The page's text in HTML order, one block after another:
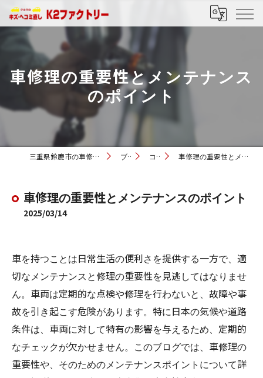
車修理の重要性とメンテナンス
のポイント
三重県鈴鹿市の車修理ならK2ファクトリー ブログ コラム 車修理の重要性とメンテナンスのポイント
車修理の重要性とメンテナンスのポイント
2025/03/14
車を持つことは日常生活の便利さを提供する一方で、適
切なメンテナンスと修理の重要性を見逃してはなりませ
ん。車両は定期的な点検や修理を行わないと、故障や事
故を引き起こす危険があります。特に日本の気候や道路
条件は、車両に対して特有の影響を与えるため、定期的
なチェックが欠かせません。このブログでは、車修理の
重要性や、そのためのメンテナンスポイントについて詳